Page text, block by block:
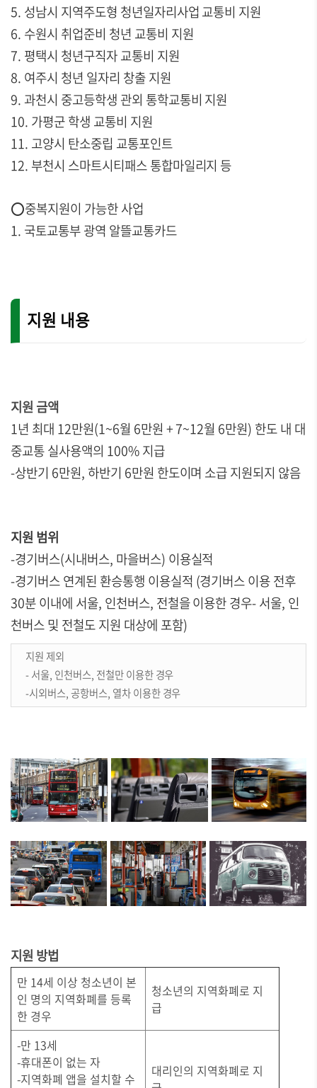
5. 성남시 지역주도형 청년일자리사업 교통비 지원
6. 수원시 취업준비 청년 교통비 지원
7. 평택시 청년구직자 교통비 지원
8. 여주시 청년 일자리 창출 지원
9. 과천시 중고등학생 관외 통학교통비 지원
10. 가평군 학생 교통비 지원
11. 고양시 탄소중립 교통포인트
12. 부천시 스마트시티패스 통합마일리지 등
⭕중복지원이 가능한 사업
1. 국토교통부 광역 알뜰교통카드
지원 내용
지원 금액
1년 최대 12만원(1~6월 6만원 + 7~12월 6만원) 한도 내 대
중교통 실사용액의 100% 지급
-상반기 6만원, 하반기 6만원 한도이며 소급 지원되지 않음
지원 범위
-경기버스(시내버스, 마을버스) 이용실적
-경기버스 연계된 환승통행 이용실적 (경기버스 이용 전후
30분 이내에 서울, 인천버스, 전철을 이용한 경우- 서울, 인
천버스 및 전철도 지원 대상에 포함)
지원 제외
- 서울, 인천버스, 전철만 이용한 경우
-시외버스, 공항버스, 열차 이용한 경우
지원 방법
만 14세 이상 청소년이 본
인 명의 지역화폐를 등록
한 경우
청소년의 지역화폐로 지
급
-만 13세
-휴대폰이 없는 자
-지역화폐 앱을 설치할 수
대리인의 지역화폐로 지